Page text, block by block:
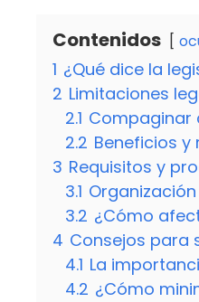
Contenidos
1 ¿Qué dice la
2 Limitaciones
2.1 Compaginar
2.2 Beneficios
3 Requisitos y
3.1
3.2 ¿Cómo
4 Consejos para
4.1 La
4.2 ¿Cómo